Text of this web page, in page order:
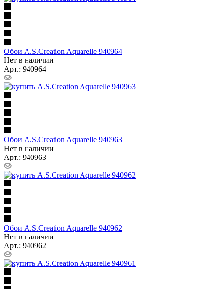
Обои A.S.Creation Aquarelle 940964
Нет в наличии
Арт.: 940964
Обои A.S.Creation Aquarelle 940963
Нет в наличии
Арт.: 940963
Обои A.S.Creation Aquarelle 940962
Нет в наличии
Арт.: 940962